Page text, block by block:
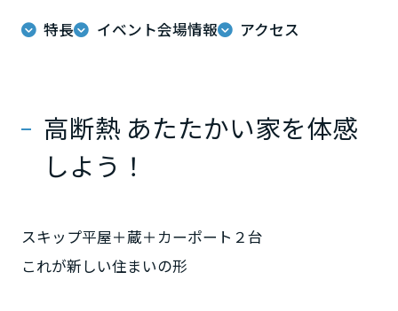
ミサワアイデンティティ
特長 イベント会場情報 アクセス
高断熱 あたたかい家を体感
しよう！
スキップ平屋＋蔵＋カーポート２台
これが新しい住まいの形
神奈川県
甲信越・北陸
富山県